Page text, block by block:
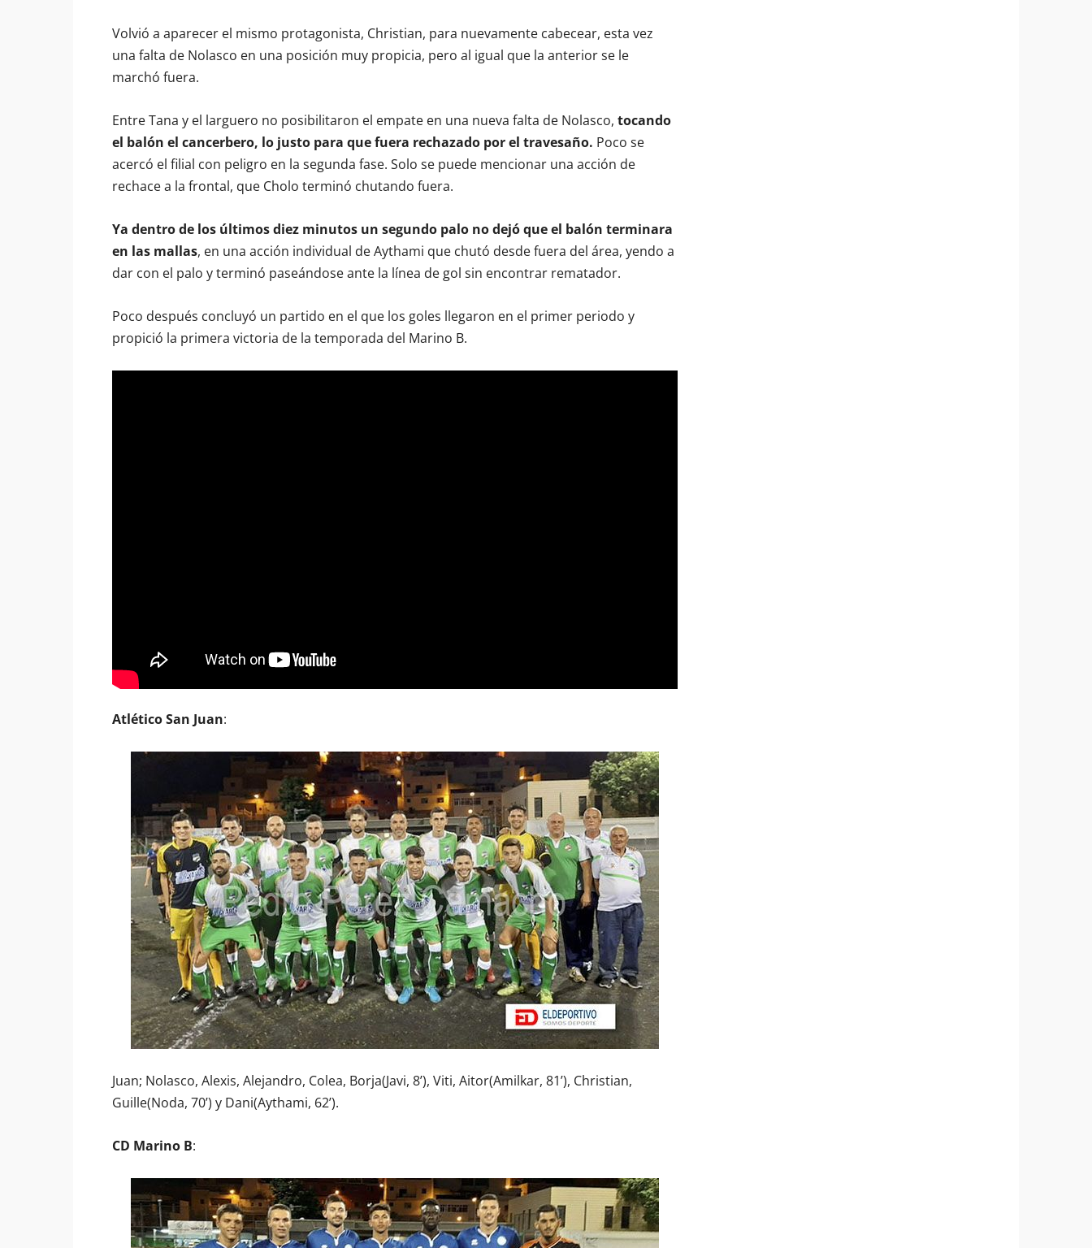
Volvió a aparecer el mismo protagonista, Christian, para nuevamente cabecear, esta vez
una falta de Nolasco en una posición muy propicia, pero al igual que la anterior se le
marchó fuera.
Entre Tana y el larguero no posibilitaron el empate en una nueva falta de Nolasco, tocando
el balón el cancerbero, lo justo para que fuera rechazado por el travesaño. Poco se
acercó el filial con peligro en la segunda fase. Solo se puede mencionar una acción de
rechace a la frontal, que Cholo terminó chutando fuera.
Ya dentro de los últimos diez minutos un segundo palo no dejó que el balón terminara
en las mallas, en una acción individual de Aythami que chutó desde fuera del área, yendo a
dar con el palo y terminó paseándose ante la línea de gol sin encontrar rematador.
Poco después concluyó un partido en el que los goles llegaron en el primer periodo y
propició la primera victoria de la temporada del Marino B.
Atlético San Juan:
Juan; Nolasco, Alexis, Alejandro, Colea, Borja(Javi, 8’), Viti, Aitor(Amilkar, 81’), Christian,
Guille(Noda, 70’) y Dani(Aythami, 62’).
CD Marino B: